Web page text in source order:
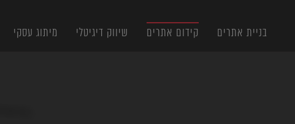
בניית אתרים קידום אתרים שיווק דיגיטלי מיתוג עסקי